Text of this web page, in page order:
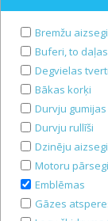
Bremžu aizsegi
Buferi, to daļas
Degvielas
Bākas korķi
Durvju gumijas
Durvju rullīši
Dzinēju aizsegi
Motoru pārsegi
Emblēmas
Gāzes